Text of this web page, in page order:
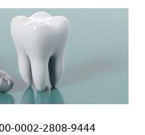
0002-2808-9444